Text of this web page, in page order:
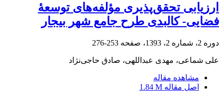
ارزیابی تحقق‌پذیری مؤلفه‌های توسعۀ
فضایی- کالبدی طرح جامع شهر بیجار
دوره 2، شماره 2، 1393، صفحه 253-276
علی شماعی، مهدی عبداللهی، صادق حاجی‌نژاد
مشاهده مقاله
اصل مقاله 1.84 M